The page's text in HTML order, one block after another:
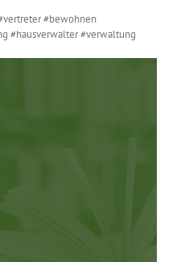
#bewohnen
#hausverwalter #verwaltung